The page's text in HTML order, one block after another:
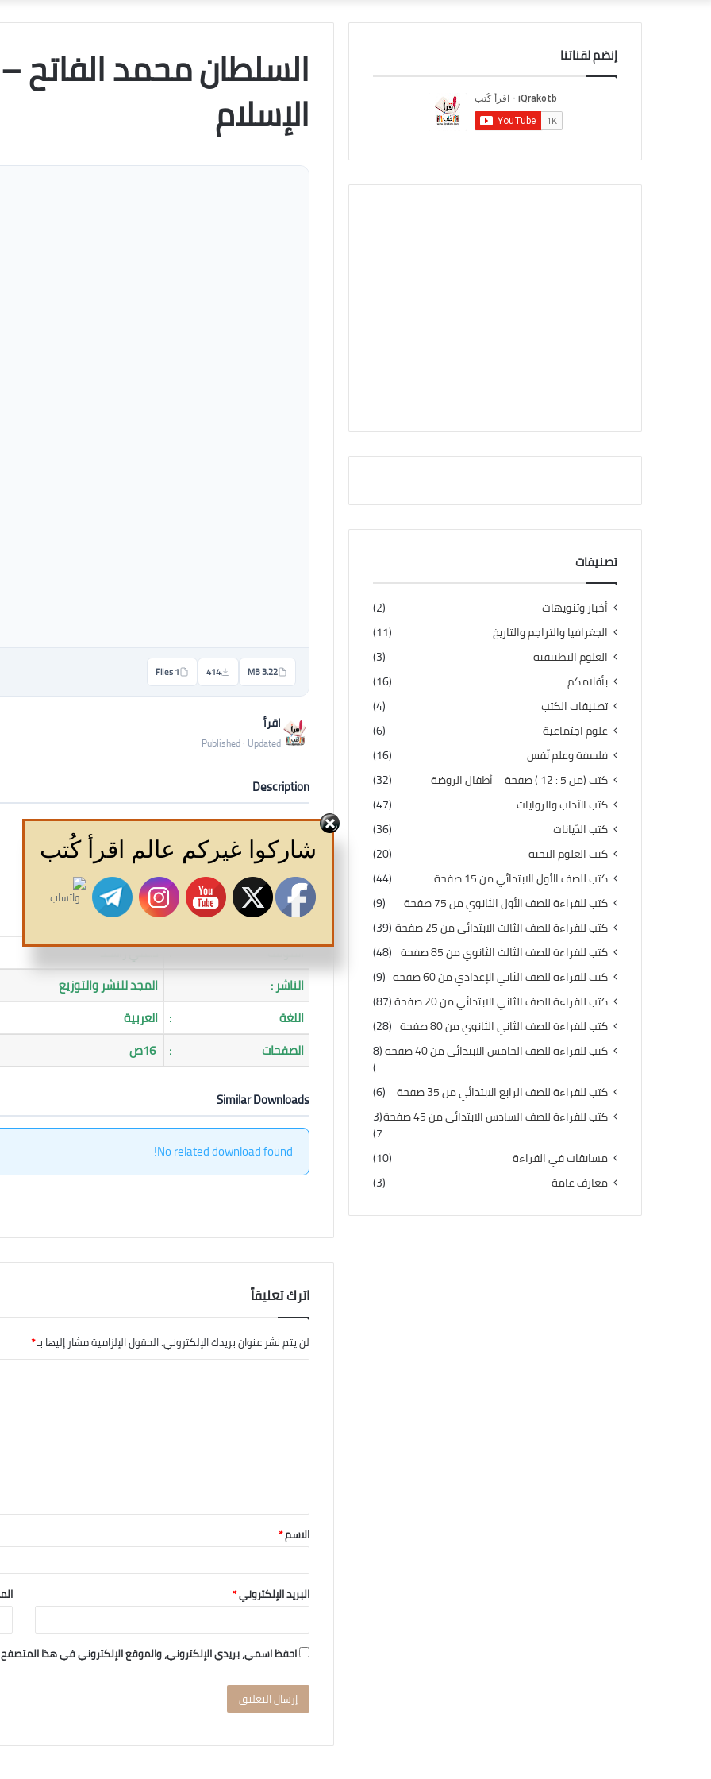
السلطان محمد
الإسلام
3.22 MB
414
1 Files
اقرأ
Published · Updated
Description
السلطان محمد الفاتح - مؤلفة للأطفال
"فاتح القسطنطينية"
المؤلف : د.علي راشـد
الناشر :
المجد للنشر والتوزيع
اللغة
: العربية
الصفحات
: 16ص
Similar Downloads
No related download found!
اترك تعليقاً
لن يتم نشر عنوان بريدك الإلكتروني.الحقول الإلزامية مشار إليها بـ*
الاسم*
البريد الإلكتروني*
احفظ اسمي، بريدي الإلكتروني، والموقع الإلكتروني في هذا
إنضم لقناتنا
تصنيفات
أخبار وتنويهات
(2)
الجغرافيا والتراجم والتاريخ
(11)
العلوم التطبيقية
(3)
بأقلامكم
(16)
تصنيفات الكتب
(4)
علوم اجتماعية
(6)
فلسفة وعلم نّفس
(16)
كتب (من 5 : 12 ) صفحة – أطفال الروضة
(32)
كتب الآداب والروايات
(47)
كتب الدّيانات
(36)
كتب العلوم البحتة
(20)
كتب للصف الأول الابتدائي من 15 صفحة
(44)
كتب للقراءة للصف الأول الثانوي من 75 صفحة
(9)
كتب للقراءة للصف الثالث الابتدائي من 25 صفحة
(39)
كتب للقراءة للصف الثالث الثانوي من 85 صفحة
(48)
كتب للقراءة للصف الثاني الإعدادي من 60 صفحة
(9)
كتب للقراءة للصف الثاني الابتدائي من 20 صفحة
(87)
كتب للقراءة للصف الثاني الثانوي من 80 صفحة
(28)
كتب للقراءة للصف الخامس الابتدائي من 40 صفحة
(8
)
كتب للقراءة للصف الرابع الابتدائي من 35 صفحة
(6)
كتب للقراءة للصف السادس الابتدائي من 45 صفحة
(3
7)
مسابقات في القراءة
(10)
معارف عامة
(3)
شاركوا غيركم عالم اقرأ كُتب